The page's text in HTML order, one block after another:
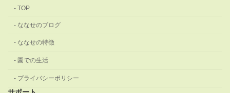
TOP
ななせのブログ
ななせの特徴
園での生活
プライバシーポリシー